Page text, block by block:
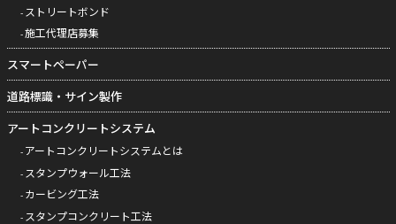
ストリートボンド
施工代理店募集
スマートペーパー
道路標識・サイン製作
アートコンクリートシステム
アートコンクリートシステムとは
スタンプウォール工法
カービング工法
スタンプコンクリート工法